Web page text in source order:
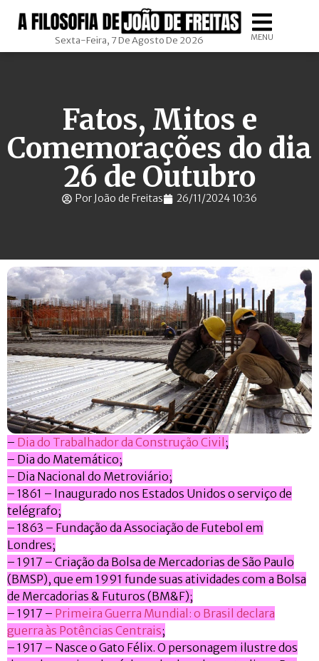
Sexta-Feira, 7 De Agosto De 2026 MENU
Fatos, Mitos e
Comemorações do dia
26 de Outubro
Por João de Freitas 26/11/2024 10:36
– Dia do Trabalhador da Construção Civil;
– Dia do Matemático;
– Dia Nacional do Metroviário;
– 1861 – Inaugurado nos Estados Unidos o serviço de
telégrafo;
– 1863 – Fundação da Associação de Futebol em
Londres;
– 1917 – Criação da Bolsa de Mercadorias de São Paulo
(BMSP), que em 1991 funde suas atividades com a Bolsa
de Mercadorias & Futuros (BM&F);
– 1917 – Primeira Guerra Mundial: o Brasil declara
guerra às Potências Centrais;
– 1917 – Nasce o Gato Félix. O personagem ilustre dos